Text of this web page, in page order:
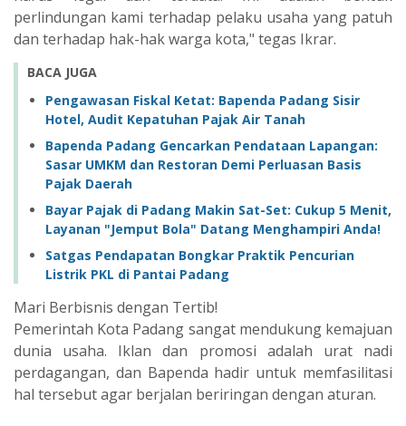
perlindungan kami terhadap pelaku usaha yang patuh
dan terhadap hak-hak warga kota," tegas Ikrar.
BACA JUGA
Pengawasan Fiskal Ketat: Bapenda Padang Sisir
Hotel, Audit Kepatuhan Pajak Air Tanah
Bapenda Padang Gencarkan Pendataan Lapangan:
Sasar UMKM dan Restoran Demi Perluasan Basis
Pajak Daerah
Bayar Pajak di Padang Makin Sat-Set: Cukup 5 Menit,
Layanan "Jemput Bola" Datang Menghampiri Anda!
‎Satgas Pendapatan Bongkar Praktik Pencurian
Listrik PKL di Pantai Padang ‎
Mari Berbisnis dengan Tertib!
Pemerintah Kota Padang sangat mendukung kemajuan
dunia usaha. Iklan dan promosi adalah urat nadi
perdagangan, dan Bapenda hadir untuk memfasilitasi
hal tersebut agar berjalan beriringan dengan aturan.